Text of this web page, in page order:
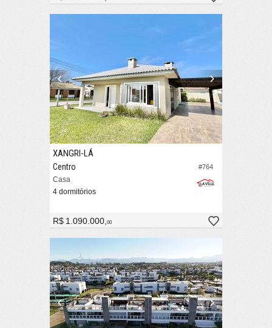
#764
XANGRI-LÁ
Centro
Casa
4 dormitórios
R$ 1.090.000,00